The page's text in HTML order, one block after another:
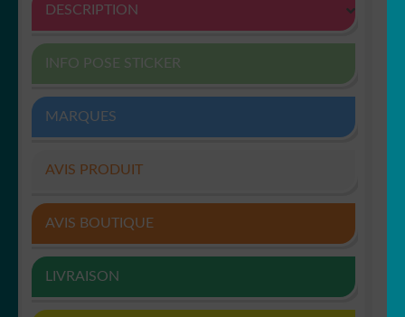
DESCRIPTION
INFO POSE STICKER
MARQUES
AVIS PRODUIT
AVIS BOUTIQUE
LIVRAISON